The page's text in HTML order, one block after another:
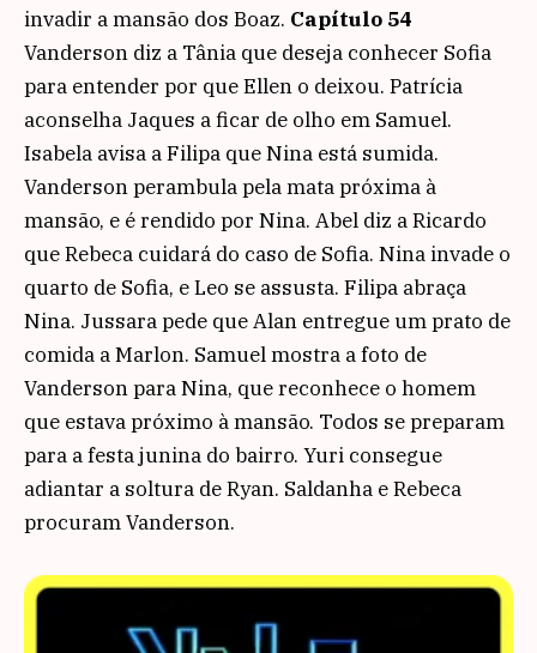
invadir a mansão dos Boaz. Capítulo 54
Vanderson diz a Tânia que deseja conhecer Sofia
para entender por que Ellen o deixou. Patrícia
aconselha Jaques a ficar de olho em Samuel.
Isabela avisa a Filipa que Nina está sumida.
Vanderson perambula pela mata próxima à
mansão, e é rendido por Nina. Abel diz a Ricardo
que Rebeca cuidará do caso de Sofia. Nina invade o
quarto de Sofia, e Leo se assusta. Filipa abraça
Nina. Jussara pede que Alan entregue um prato de
comida a Marlon. Samuel mostra a foto de
Vanderson para Nina, que reconhece o homem
que estava próximo à mansão. Todos se preparam
para a festa junina do bairro. Yuri consegue
adiantar a soltura de Ryan. Saldanha e Rebeca
procuram Vanderson.